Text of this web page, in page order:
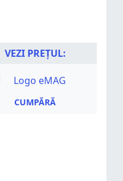
VEZI PREȚUL:
CUMPĂRĂ